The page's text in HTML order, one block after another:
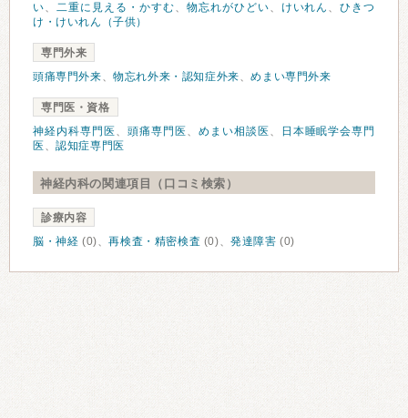
い、 二重に見える・かすむ、 物忘れがひどい、 けいれん 、ひきつ
け・けいれん（子供）
専門外来
頭痛専門外来、物忘れ外来・認知症外来、めまい専門外来
専門医・資格
神経内科専門医 、 頭痛専門医 、 めまい相談医 、
日本睡眠学会専門
医 、認知症専門医
神経内科の関連項目（口コミ検索）
診療内容
脳・神経 (0)、再検査・精密検査 (0)、発達障害 (0)